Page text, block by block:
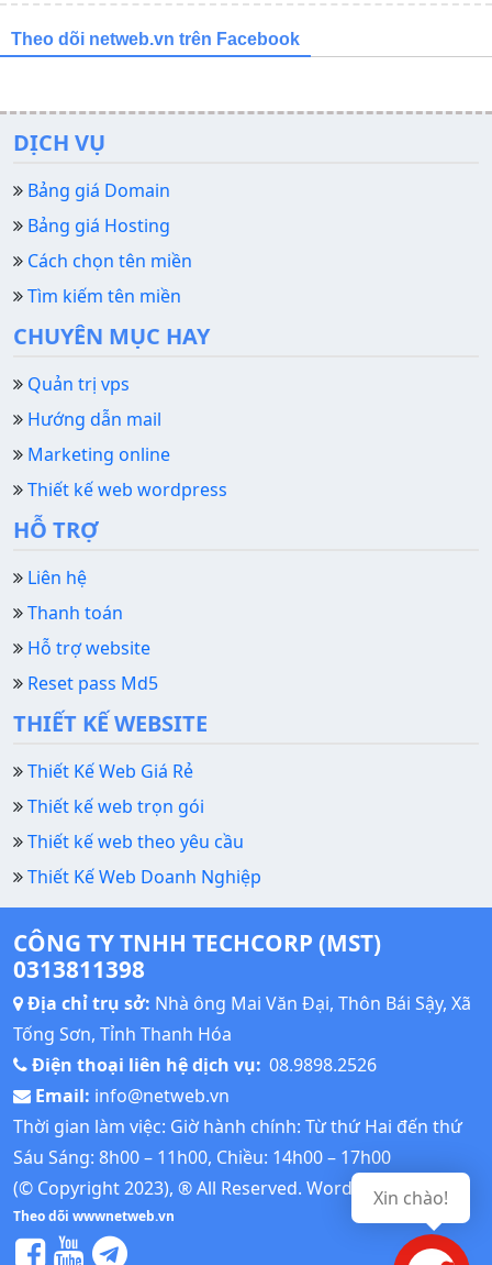
Theo dõi netweb.vn trên Facebook
DỊCH VỤ
Bảng giá Domain
Bảng giá Hosting
Cách chọn tên miền
Tìm kiếm tên miền
CHUYÊN MỤC HAY
Quản trị vps
Hướng dẫn mail
Marketing online
Thiết kế web wordpress
HỖ TRỢ
Liên hệ
Thanh toán
Hỗ trợ website
Reset pass Md5
THIẾT KẾ WEBSITE
Thiết Kế Web Giá Rẻ
Thiết kế web trọn gói
Thiết kế web theo yêu cầu
Thiết Kế Web Doanh Nghiệp
CÔNG TY TNHH TECHCORP (MST)
0313811398
Địa chỉ trụ sở: Nhà ông Mai Văn Đại, Thôn Bái Sậy, Xã
Tống Sơn, Tỉnh Thanh Hóa
Điện thoại liên hệ dịch vụ: 08.9898.2526
Email: info@netweb.vn
Thời gian làm việc: Giờ hành chính: Từ thứ Hai đến thứ
Sáu Sáng: 8h00 – 11h00, Chiều: 14h00 – 17h00
(© Copyright 2023), ® All Reserved. Wordpress Tutorial
Theo dõi wwwnetweb.vn
Xin chào!